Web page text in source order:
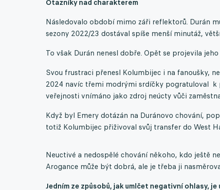
Otazníky nad charakterem
Následovalo období mimo záři reflektorů. Durán
sezony 2022/23 dostával spíše menší minutáž,
To však Durán nenesl dobře. Opět se projevila
Svou frustraci přenesl Kolumbijec i na fanoušky,
2024 navíc třemi modrými srdíčky pogratuloval k
veřejnosti vnímáno jako zdroj neúcty vůči
Když byl Emery dotázán na Duránovo chování,
totiž Kolumbijec přiživoval svůj transfer do West
Neuctivé a nedospělé chování někoho, kdo ještě
Arogance může být dobrá, ale je třeba ji
Jedním ze způsobů, jak umlčet negativní ohlasy,